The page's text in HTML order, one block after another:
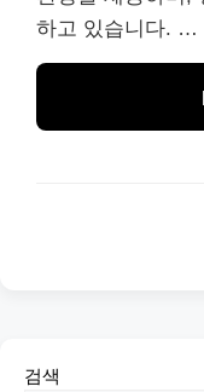
하고 있습니다. …
검색